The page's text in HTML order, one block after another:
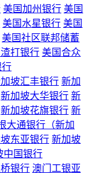
美国加州银行 美国
美国水星银行 美国
美国社区联邦储蓄
打银行 美国合众
行
坡汇丰银行 新加
新加坡大华银行 新
新加坡花旗银行 新
大通银行（新加
东亚银行 新加坡
中国银行
银行 澳门工银亚